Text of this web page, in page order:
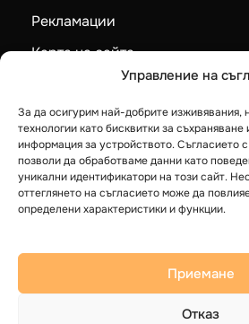
Управление на
За да осигурим най-добрите изживявания,
технологии като бисквитки за
информация за устройството. Съгласието
позволи да обработваме данни като
уникални идентификатори на този сайт.
оттеглянето на съгласието може да
определени характеристики и функции.
Приемане
Отказ
Пелетни камини
Камини на дърва
Котли на твърдо гориво
Термопомпи LG